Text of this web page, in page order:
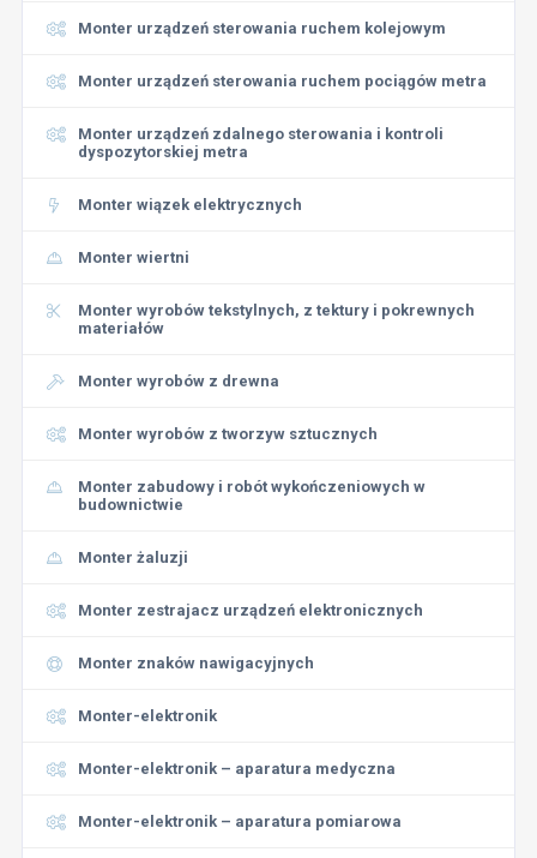
Monter urządzeń sterowania ruchem kolejowym
Monter urządzeń sterowania ruchem pociągów metra
Monter urządzeń zdalnego sterowania i kontroli
dyspozytorskiej metra
Monter wiązek elektrycznych
Monter wiertni
Monter wyrobów tekstylnych, z tektury i pokrewnych
materiałów
Monter wyrobów z drewna
Monter wyrobów z tworzyw sztucznych
Monter zabudowy i robót wykończeniowych w
budownictwie
Monter żaluzji
Monter zestrajacz urządzeń elektronicznych
Monter znaków nawigacyjnych
Monter-elektronik
Monter-elektronik – aparatura medyczna
Monter-elektronik – aparatura pomiarowa